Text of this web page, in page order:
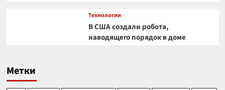
Технологии
В США создали робота,
наводящего порядок в доме
Метки